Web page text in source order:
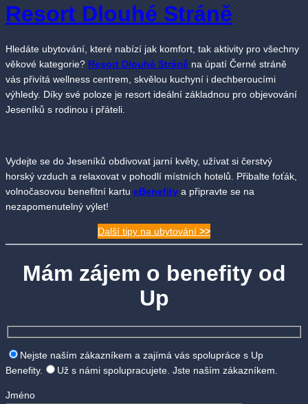
Resort Dlouhé Stráně
Hledáte ubytování, které nabízí jak komfort, tak aktivity pro všechny
věkové kategorie? Resort Dlouhé Stráně na úpatí Černé stráně
vás přivítá wellness centrem, skvělou kuchyní i dechberoucími
výhledy. Díky své poloze je resort ideální základnou pro objevování
Jeseníků s rodinou i přáteli.
Vydejte se do Jeseníků obdivovat jarní květy, užívat si čerstvý
horský vzduch a relaxovat v pohodlí místních hotelů. Přibalte foťák,
volnočasovou benefitní kartu eBenefity a připravte se na
nezapomenutelný výlet!
Další tipy na ubytování >>
Mám zájem o benefity od
Up
Nejste naším zákazníkem a zajímá vás spolupráce s Up
Benefity.
Už s námi spolupracujete. Jste naším zákazníkem.
Jméno